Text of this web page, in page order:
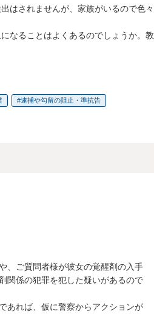
はされませんが、家族がいるので色々
なることはよくあるのでしょうか。教
逮捕や勾留の阻止・準抗告
、ご質問者様が彼女の覚醒剤の入手
関係の犯罪を犯した疑いがあるので
あれば、仮に警察からアクションが